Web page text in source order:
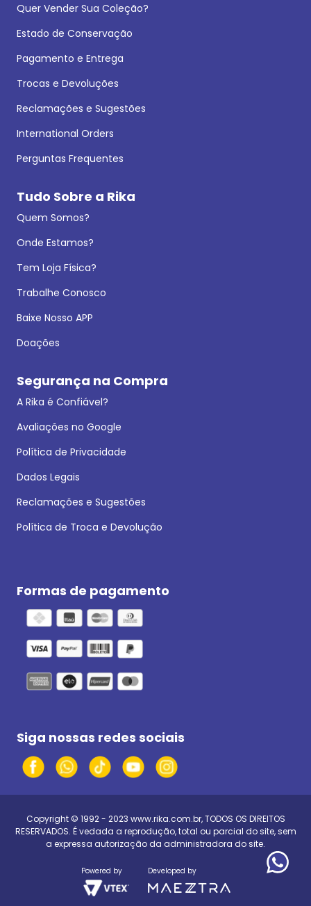
Quer Vender Sua Coleção?
Estado de Conservação
Pagamento e Entrega
Trocas e Devoluções
Reclamações e Sugestões
International Orders
Perguntas Frequentes
Tudo Sobre a Rika
Quem Somos?
Onde Estamos?
Tem Loja Física?
Trabalhe Conosco
Baixe Nosso APP
Doações
Segurança na Compra
A Rika é Confiável?
Avaliações no Google
Política de Privacidade
Dados Legais
Reclamações e Sugestões
Política de Troca e Devolução
Formas de pagamento
Siga nossas redes sociais
Copyright © 1992 - 2023 www.rika.com.br, TODOS OS DIREITOS
RESERVADOS. É vedada a reprodução, total ou parcial do site, sem
a expressa autorização da administradora do site.
Powered by Developed by